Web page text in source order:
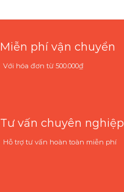
Miễn phí vận chuyển
Với hóa đơn từ 500.000₫
Tư vấn chuyên nghiệp
Hỗ trợ tư vấn hoàn toàn miễn phí